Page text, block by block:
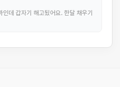
데 갑자기 해고됬어요. 한달 채우기